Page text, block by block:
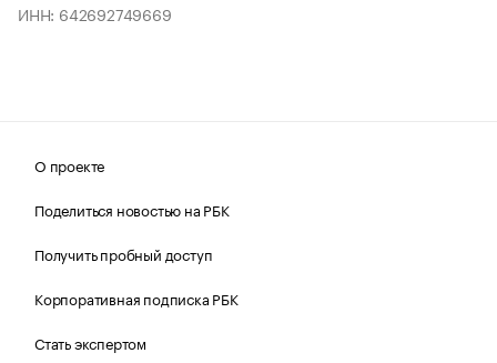
ИНН: 642692749669
О проекте
Поделиться новостью на РБК
Получить пробный доступ
Корпоративная подписка РБК
Стать экспертом